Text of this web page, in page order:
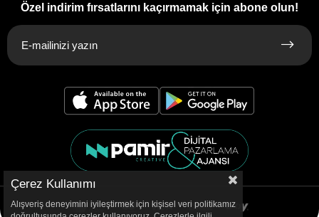
Özel indirim fırsatlarını kaçırmamak için abone olun!
Çerez Kullanımı
Alışveriş deneyimini iyileştirmek için kişisel veri politikamız